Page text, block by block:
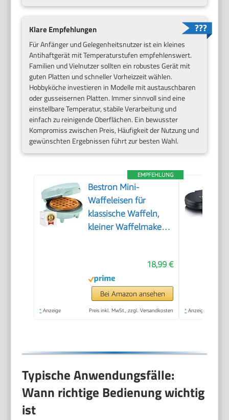
Klare Empfehlungen
Für Anfänger und Gelegenheitsnutzer ist ein kleines
Antihaftgerät mit Temperaturstufen empfehlenswert.
Familien und Vielnutzer sollten ein robustes Gerät mit
guten Platten und schneller Vorheizzeit wählen.
Hobbyköche investieren in Modelle mit austauschbaren
oder gusseisernen Platten. Immer sinnvoll sind eine
einstellbare Temperatur, stabile Verarbeitung und
einfach zu reinigende Oberflächen. Ein bewusster
Kompromiss zwischen Preis, Häufigkeit der Nutzung und
gewünschten Ergebnissen führt zur besten Wahl.
EMPFEHLUNG
Bestron Mini-
Waffeleisen für
klassische Waffeln,
kleiner Waffelmaker
Kindergeburtstage,
Familienfeiern,
Ostern oder
18,99 €
Bei Amazon ansehen
* Anzeige Preis inkl. MwSt., zzgl. Versandkosten * Anzeige
Typische Anwendungsfälle:
Wann richtige Bedienung wichtig
ist